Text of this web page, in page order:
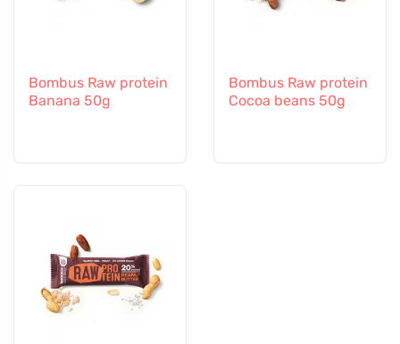
Bombus Raw protein
Banana 50g
Bombus Raw protein
Cocoa beans 50g